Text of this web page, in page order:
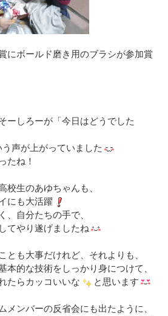
にボールド磨き用のブラシが参加賞
ーしろーが「今日はどうでした
う声が上がっていました
たね！
校生のあゆちゃんも、
にも大活躍
、自分たちの手で、
てやり遂げましたね
とも大事だけれど、それよりも、
本的な技術をしっかり身につけて、
たらカッコいいな
と思います
メンバーの反省会にも出たように、